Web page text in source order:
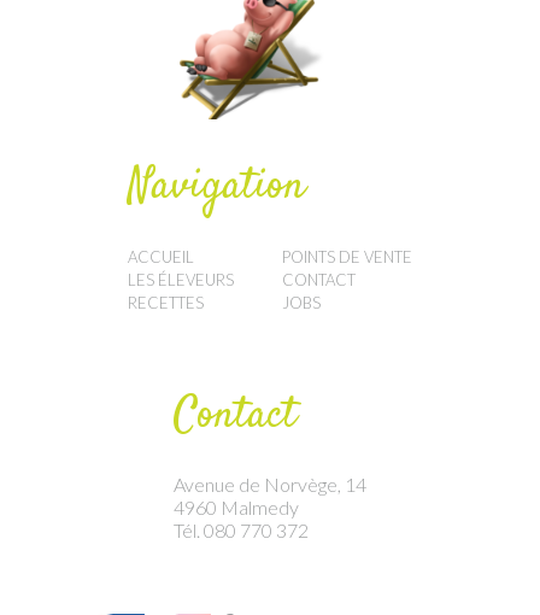
Navigation
ACCUEIL
LES ÉLEVEURS
RECETTES
POINTS DE VENTE
CONTACT
JOBS
Contact
Avenue de Norvège, 14
4960 Malmedy
Tél. 080 770 372